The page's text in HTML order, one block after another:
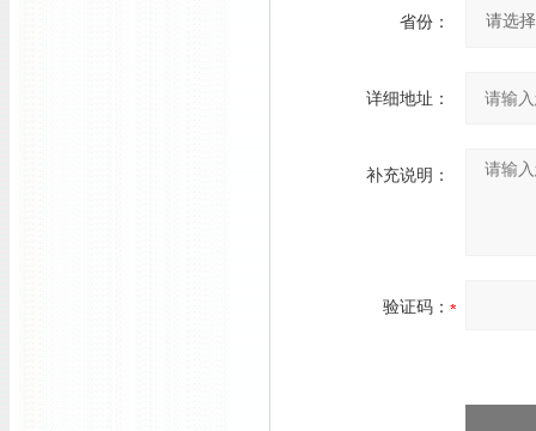
省份：
详细地址：
补充说明：
验证码：